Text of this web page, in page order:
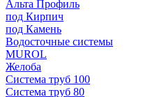
Альта Профиль
под Кирпич
под Камень
Водосточные системы
MUROL
Желоба
Система труб 100
Система труб 80